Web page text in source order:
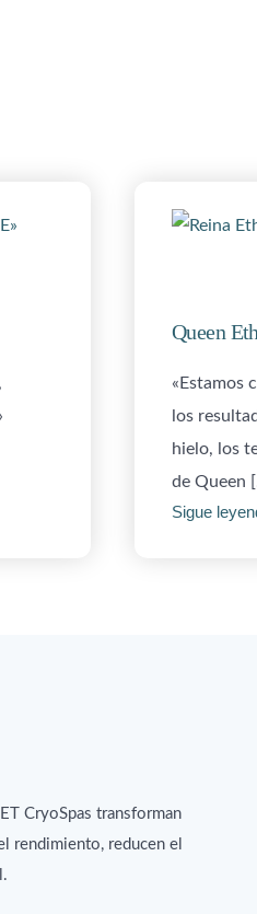
Queen
«Estamos
los
hielo, los
de Queen
Sigue
CryoSpas transforman
rendimiento, reducen el